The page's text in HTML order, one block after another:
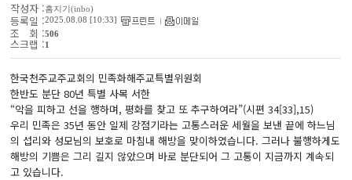
작성자 :홈지기(inbo)
등록일 :2025.08.08 [10:33]
조 회 :506
스크랩 :1
한국천주교주교회의 민족화해주교특별위원회
한반도 분단 80년 특별 사목 서한
“악을 피하고 선을 행하며, 평화를 찾고 또 추구하여라”(시편 34[33],15)
우리 민족은 35년 동안 일제 강점기라는 고통스러운 세월을 보낸 끝에 하느님
의 섭리와 성모님의 보호로 마침내 해방을 맞이하였습니다. 그러나 불행하게도
해방의 기쁨은 그리 길지 않았으며 바로 분단되어 그 고통이 지금까지 계속되
고 있습니다.